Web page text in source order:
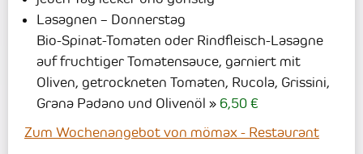
Lasagnen – Donnerstag
Bio-Spinat-Tomaten oder Rindfleisch-Lasagne
auf fruchtiger Tomatensauce, garniert mit
Oliven, getrockneten Tomaten, Rucola, Grissini,
Grana Padano und Olivenöl
6,50 €
Zum Wochenangebot von mömax - Restaurant